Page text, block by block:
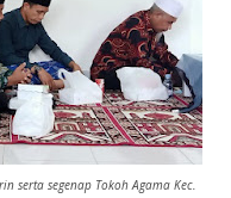
serta segenap Tokoh Agama Kec.